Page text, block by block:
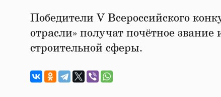
Победители V Всероссийского
отрасли» получат почётное
строительной сферы.